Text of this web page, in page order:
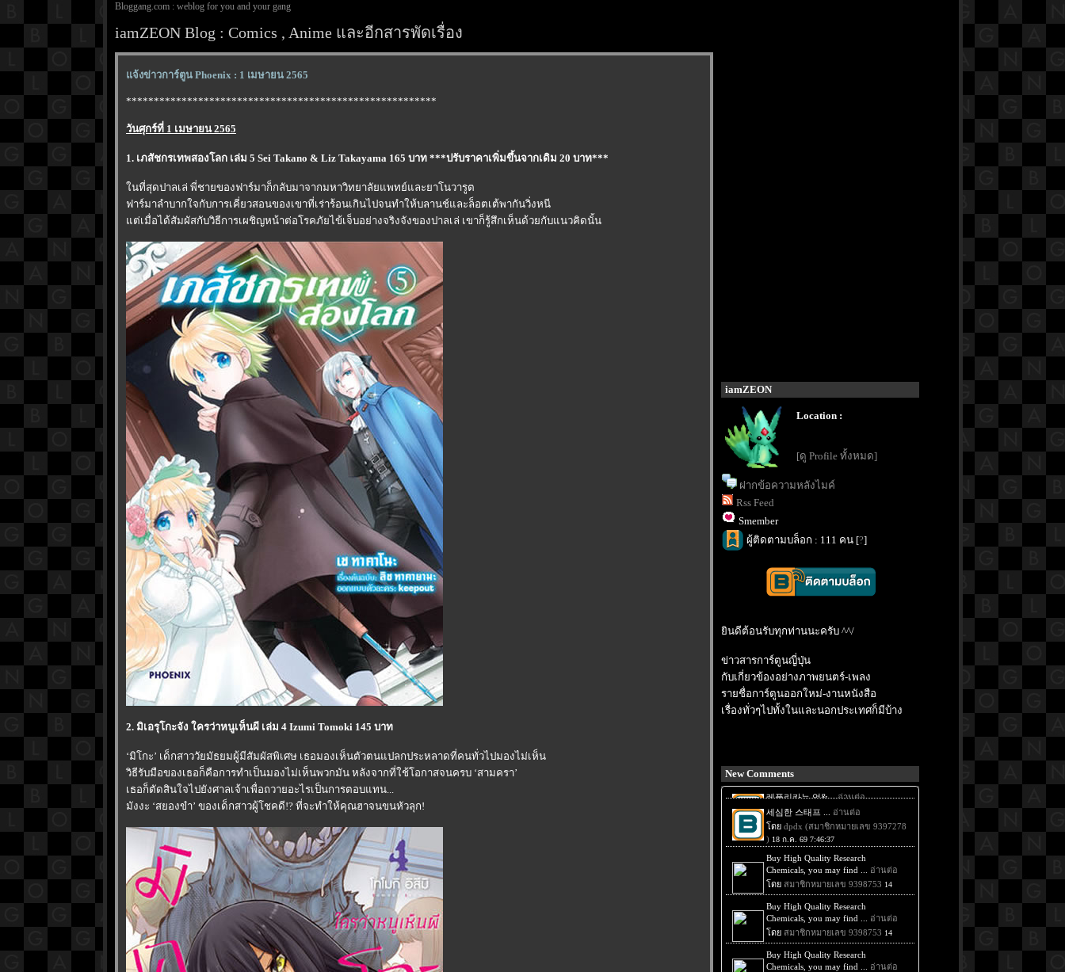
Bloggang.com : weblog for you and your gang
iamZEON Blog : Comics , Anime และอีกสารพัดเรื่อง
จ้งข่าวการ์ตูน Phoenix : 1 เมษายน 2565
********************************************************
วันศุกร์ที่ 1 เมษายน 2565
1. เภสัชกรเทพสองโลก เล่ม 5 Sei Takano & Liz Takayama 165 บาท ***ปรับราคาเพิ่มขึ้นจากเดิม 20 บาท***
นที่สุดปาลเล่ พี่ชายของฟาร์มาก็กลับมาจากมหาวิทยาลัยแพทย์และยาโนวารูต
ฟาร์มาลำบากใจกับการเคี่ยวสอนของเขาที่เร่าร้อนเกินไปจนทำให้บลานช์และล็อตเต้พากันวิ่งหนี
ต่เมื่อได้สัมผัสกับวิธีการเผชิญหน้าต่อโรคภัยไข้เจ็บอย่างจริงจังของปาลเล่ เขาก็รู้สึกเห็นด้วยกับแนวคิดนั้น
2. มิเอรุโกะจัง ใครว่าหนูเห็นผี เล่ม 4 Izumi Tomoki 145 บาท
‘มิโกะ’ เด็กสาววัยมัธยมผู้มีสัมผัสพิเศษ เธอมองเห็นตัวตนแปลกประหลาดที่คนทั่วไปมองไม่เห็น
วิธีรับมือของเธอก็คือการทำเป็นมองไม่เห็นพวกมัน หลังจากที่ใช้โอกาสจนครบ ‘สามครา’
เธอก็ตัดสินใจไปยังศาลเจ้าเพื่อถวายอะไรเป็นการตอบแทน...
มังงะ ‘สยองขำ’ ของเด็กสาวผู้โชคดี!? ที่จะทำให้คุณฮาจนขนหัวลุก!
iamZEON
Location :
[ดู Profile ทั้งหมด]
ฝากข้อความหลังไมค์
Rss Feed
Smember
ผู้ติดตามบล็อก : 111 คน [?]
ินดีต้อนรับทุกท่านนะครับ ^^/
ข่าวสารการ์ตูนญี่ปุ่น
กับเกี่ยวข้องอย่างภาพยนตร์-เพลง
รายชื่อการ์ตูนออกใหม่-งานหนังสือ
เรื่องทั่วๆไปทั้งในและนอกประเทศก็มีบ้าง
New Comments